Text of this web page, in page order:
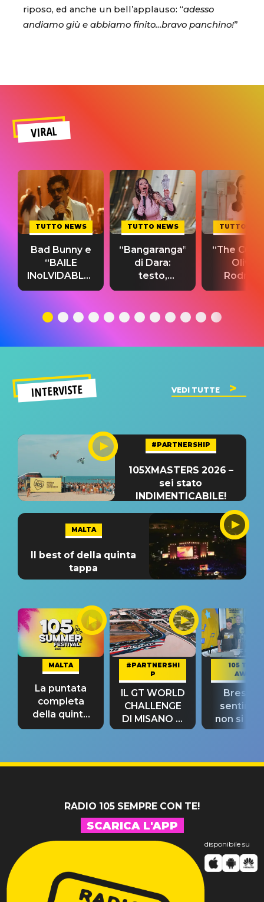
riposo, ed anche un bell’applauso: “adesso
andiamo giù e abbiamo finito…bravo panchino!”
VIRAL
TUTTO NEWS
Bad Bunny e
“BAILE
INoLVIDABLE”:
testo,
significato
TUTTO NEWS
“Bangaranga”
di Dara:
testo,
traduzione e
del singolo
TUTTO
“The
Olivia
testo,
INTERVISTE VEDI TUTTE
#PARTNERSHIP
105XMASTERS 2026 –
sei stato
INDIMENTICABILE!
MALTA
Il best of della quinta
tappa
MALTA
La puntata
completa
della quinta
tappa
#PARTNERSHI
P
IL GT WORLD
CHALLENGE
DI MISANO si
riconferma
105 TAKE
AWAY
Bresh:
non si
fino alla
RADIO 105 SEMPRE CON TE!
SCARICA L'APP
disponibile su